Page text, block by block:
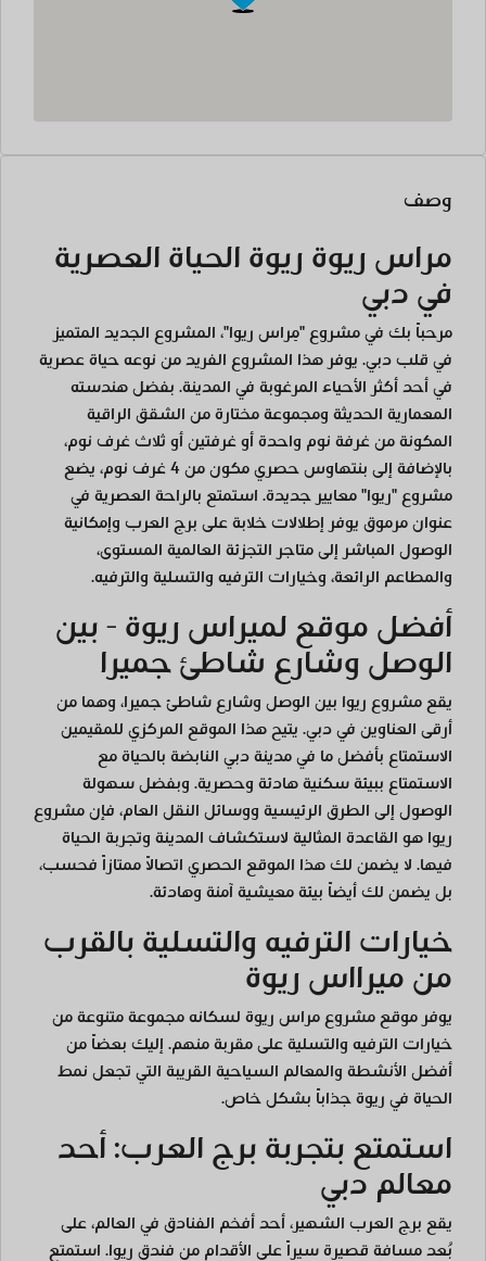
وصف
مراس ريوة ريوة الحياة العصرية
في دبي
مرحباً بك في مشروع "مِراس ريوا"، المشروع الجديد المتميز
في قلب دبي. يوفر هذا المشروع الفريد من نوعه حياة عصرية
في أحد أكثر الأحياء المرغوبة في المدينة. بفضل هندسته
المعمارية الحديثة ومجموعة مختارة من الشقق الراقية
المكونة من غرفة نوم واحدة أو غرفتين أو ثلاث غرف نوم،
بالإضافة إلى بنتهاوس حصري مكون من 4 غرف نوم، يضع
مشروع "ريوا" معايير جديدة. استمتع بالراحة العصرية في
عنوان مرموق يوفر إطلالات خلابة على برج العرب وإمكانية
الوصول المباشر إلى متاجر التجزئة العالمية المستوى،
والمطاعم الرائعة، وخيارات الترفيه والتسلية والترفيه.
أفضل موقع لميراس ريوة - بين
الوصل وشارع شاطئ جميرا
يقع مشروع ريوا بين الوصل وشارع شاطئ جميرا، وهما من
أرقى العناوين في دبي. يتيح هذا الموقع المركزي للمقيمين
الاستمتاع بأفضل ما في مدينة دبي النابضة بالحياة مع
الاستمتاع ببيئة سكنية هادئة وحصرية. وبفضل سهولة
الوصول إلى الطرق الرئيسية ووسائل النقل العام، فإن مشروع
ريوا هو القاعدة المثالية لاستكشاف المدينة وتجربة الحياة
فيها. لا يضمن لك هذا الموقع الحصري اتصالاً ممتازاً فحسب،
بل يضمن لك أيضاً بيئة معيشية آمنة وهادئة.
خيارات الترفيه والتسلية بالقرب
من ميرااس ريوة
يوفر موقع مشروع مراس ريوة لسكانه مجموعة متنوعة من
خيارات الترفيه والتسلية على مقربة منهم. إليك بعضاً من
أفضل الأنشطة والمعالم السياحية القريبة التي تجعل نمط
الحياة في ريوة جذاباً بشكل خاص.
استمتع بتجربة برج العرب: أحد
معالم دبي
يقع برج العرب الشهير، أحد أفخم الفنادق في العالم، على
بُعد مسافة قصيرة سيراً على الأقدام من فندق ريوا. استمتع